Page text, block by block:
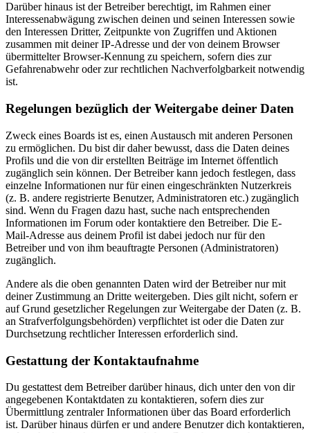
Darüber hinaus ist der Betreiber berechtigt, im Rahmen einer
Interessenabwägung zwischen deinen und seinen Interessen sowie
den Interessen Dritter, Zeitpunkte von Zugriffen und Aktionen
zusammen mit deiner IP-Adresse und der von deinem Browser
übermittelter Browser-Kennung zu speichern, sofern dies zur
Gefahrenabwehr oder zur rechtlichen Nachverfolgbarkeit notwendig
ist.
Regelungen bezüglich der Weitergabe deiner Daten
Zweck eines Boards ist es, einen Austausch mit anderen Personen
zu ermöglichen. Du bist dir daher bewusst, dass die Daten deines
Profils und die von dir erstellten Beiträge im Internet öffentlich
zugänglich sein können. Der Betreiber kann jedoch festlegen, dass
einzelne Informationen nur für einen eingeschränkten Nutzerkreis
(z. B. andere registrierte Benutzer, Administratoren etc.) zugänglich
sind. Wenn du Fragen dazu hast, suche nach entsprechenden
Informationen im Forum oder kontaktiere den Betreiber. Die E-
Mail-Adresse aus deinem Profil ist dabei jedoch nur für den
Betreiber und von ihm beauftragte Personen (Administratoren)
zugänglich.
Andere als die oben genannten Daten wird der Betreiber nur mit
deiner Zustimmung an Dritte weitergeben. Dies gilt nicht, sofern er
auf Grund gesetzlicher Regelungen zur Weitergabe der Daten (z. B.
an Strafverfolgungsbehörden) verpflichtet ist oder die Daten zur
Durchsetzung rechtlicher Interessen erforderlich sind.
Gestattung der Kontaktaufnahme
Du gestattest dem Betreiber darüber hinaus, dich unter den von dir
angegebenen Kontaktdaten zu kontaktieren, sofern dies zur
Übermittlung zentraler Informationen über das Board erforderlich
ist. Darüber hinaus dürfen er und andere Benutzer dich kontaktieren,